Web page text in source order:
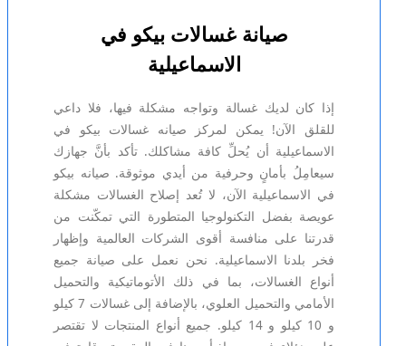
صيانة غسالات بيكو في
الاسماعيلية
إذا كان لديك غسالة وتواجه مشكلة فيها، فلا داعي
للقلق الآن! يمكن لمركز صيانه غسالات بيكو في
الاسماعيلية أن يُحلِّ كافة مشاكلك. تأكد بأنَّ جهازك
سيعامِلُ بأمانٍ وحرفية من أيدي موثوقة. صيانه بيكو
في الاسماعيلية الآن، لا تُعد إصلاح الغسالات مشكلة
عويصة بفضل التكنولوجيا المتطورة التي تمكّنت من
قدرتنا على منافسة أقوى الشركات العالمية وإظهار
فخر بلدنا الاسماعيلية. نحن نعمل على صيانة جميع
أنواع الغسالات، بما في ذلك الأتوماتيكية والتحميل
الأمامي والتحميل العلوي، بالإضافة إلى غسالات 7 كيلو
و 10 كيلو و 14 كيلو. جميع أنواع المنتجات لا تقتصر